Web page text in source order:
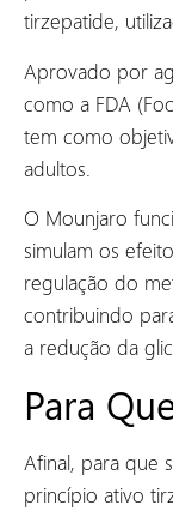
tirzepatide,
Aprovado por
como a FDA
tem como
adultos.
O Mounjaro
simulam os
regulação do
contribuindo
a redução da
Para
Afinal, para que
princípio ativo